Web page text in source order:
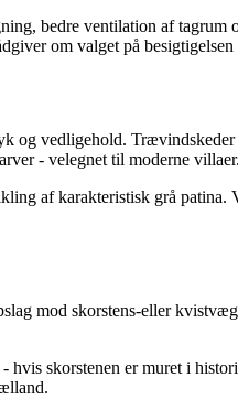
bedre ventilation af
om valget på
og vedligehold.
- velegnet til moderne villaer.
af karakteristisk grå
mod skorstens-eller
skorstenen er muret i